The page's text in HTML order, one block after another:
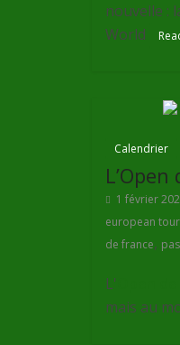
nouvelle :
World
Calendrier
1 février
european tour
de france,
L'
mais au